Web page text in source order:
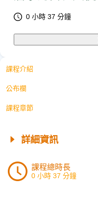
課程介紹
公布欄
課程章節
詳細資訊
課程總時長
0 小時 37 分鐘
0 小時 37 分鐘